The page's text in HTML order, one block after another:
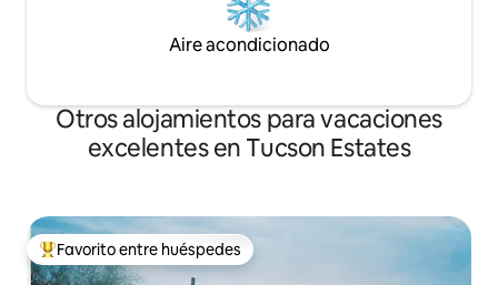
Aire acondicionado
Otros alojamientos para vacaciones
excelentes en Tucson Estates
Favorito entre huéspedes preferido
Favorito entre huéspedes